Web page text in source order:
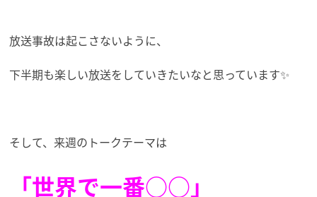
放送事故は起こさないように、
下半期も楽しい放送をしていきたいなと思っています✨
そして、来週のトークテーマは
「世界で一番○○」